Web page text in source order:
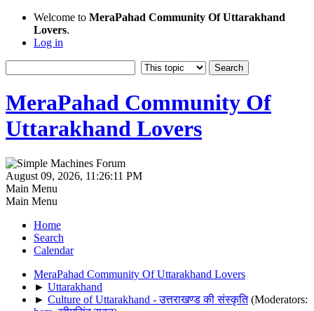
Welcome to MeraPahad Community Of Uttarakhand
Lovers.
Log in
MeraPahad Community Of
Uttarakhand Lovers
August 09, 2026, 11:26:11 PM
Main Menu
Main Menu
Home
Search
Calendar
MeraPahad Community Of Uttarakhand Lovers
► Uttarakhand
► Culture of Uttarakhand - उत्तराखण्ड की संस्कृति (Moderators: